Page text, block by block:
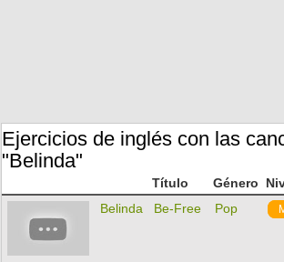
Ejercicios de inglés con las
"Belinda"
Título Género
Belinda
Be-Free Pop